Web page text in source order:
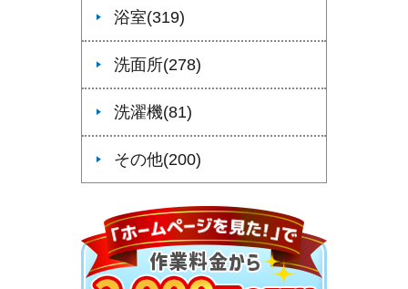
浴室(319)
洗面所(278)
洗濯機(81)
その他(200)